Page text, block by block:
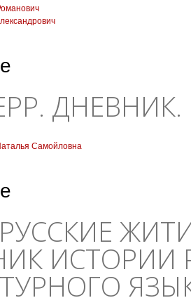
ДНЕВНИК.
Самойловна
ИСТОРИИ